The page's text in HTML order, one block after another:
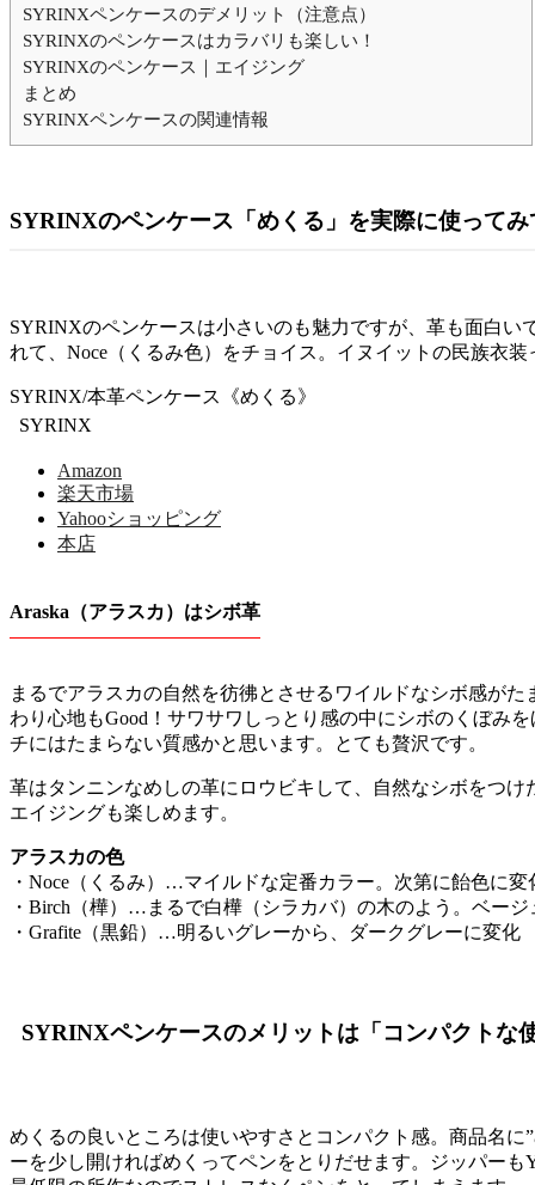
SYRINXペンケースのデメリット（注意点）
SYRINXのペンケースはカラバリも楽しい！
SYRINXのペンケース｜エイジング
まとめ
SYRINXペンケースの関連情報
SYRINXのペンケース「めくる」を実際に使ってみ
SYRINXのペンケースは小さいのも魅力ですが、革も面白い
れて、Noce（くるみ色）をチョイス。イヌイットの民族衣
SYRINX/本革ペンケース《めくる》
SYRINX
Amazon
楽天市場
Yahooショッピング
本店
Araska（アラスカ）はシボ革
まるでアラスカの自然を彷彿とさせるワイルドなシボ感が
わり心地もGood！サワサワしっとり感の中にシボのくぼみ
チにはたまらない質感かと思います。とても贅沢です。
革はタンニンなめしの革にロウビキして、自然なシボをつ
エイジングも楽しめます。
アラスカの色
・Noce（くるみ）…マイルドな定番カラー。次第に飴色に変
・Birch（樺）…まるで白樺（シラカバ）の木のよう。ベージ
・Grafite（黒鉛）…明るいグレーから、ダークグレーに変化
SYRINXペンケースのメリットは「コンパクトな
めくるの良いところは使いやすさとコンパクト感。商品名に”
ーを少し開ければめくってペンをとりだせます。ジッパー